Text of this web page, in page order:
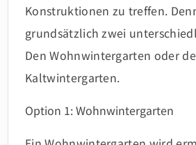
Konstruktionen zu treffen.
grundsätzlich zwei
Den Wohnwintergarten oder
Kaltwintergarten.
Option 1: Wohnwintergarten